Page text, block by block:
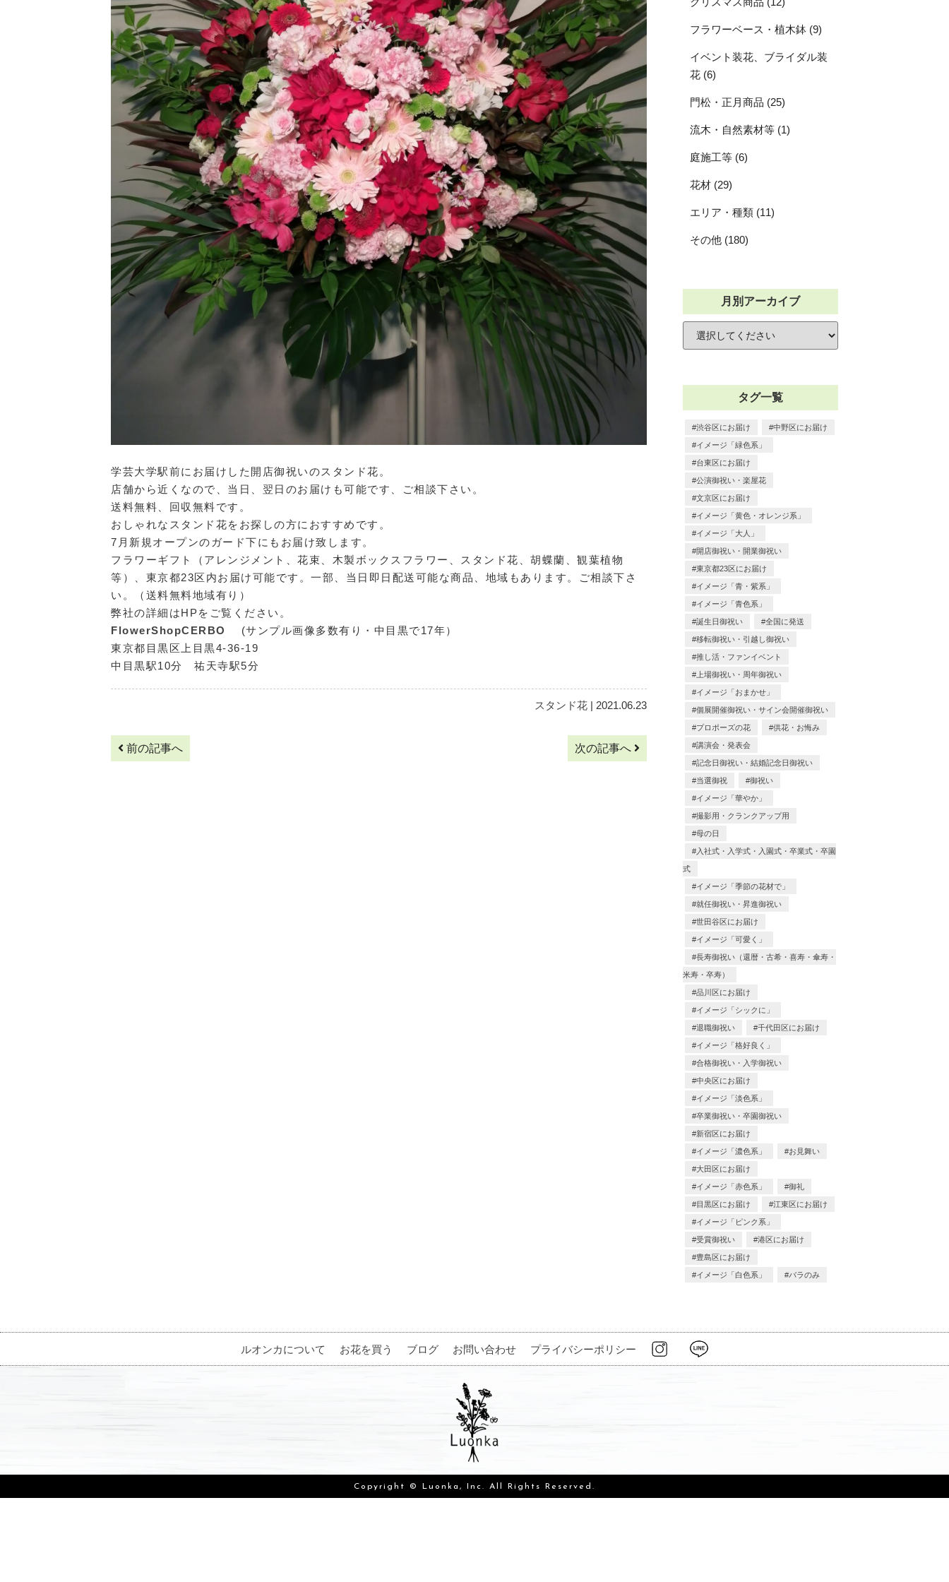
学芸大学駅前にお届けした開店御祝いのスタンド花。
店舗から近くなので、当日、翌日のお届けも可能です、ご相談下さい。
送料無料、回収無料です。
おしゃれなスタンド花をお探しの方におすすめです。
7月新規オープンのガード下にもお届け致します。
フラワーギフト（アレンジメント、花束、木製ボックスフラワー、スタンド花、胡蝶蘭、観葉植物
等）、東京都23区内お届け可能です。一部、当日即日配送可能な商品、地域もあります。ご相談下さ
い。（送料無料地域有り）
弊社の詳細はHPをご覧ください。
FlowerShopCERBO
(サンプル画像多数有り・中目黒で17年）
東京都目黒区上目黒4-36-19
中目黒駅10分 祐天寺駅5分
スタンド花| 2021.06.23
前の記事へ 次の記事へ
フラワーベース・植木鉢 (9)
イベント装花、ブライダル装
花 (6)
門松・正月商品 (25)
流木・自然素材等 (1)
庭施工等 (6)
花材 (29)
エリア・種類 (11)
その他 (180)
月別アーカイブ
タグ一覧
渋谷区にお届け 中野区にお届け
イメージ「緑色系」
台東区にお届け
公演御祝い・楽屋花
文京区にお届け
イメージ「黄色・オレンジ系」
イメージ「大人」
開店御祝い・開業御祝い
東京都23区にお届け
イメージ「青・紫系」
イメージ「青色系」
誕生日御祝い 全国に発送
移転御祝い・引越し御祝い
推し活・ファンイベント
上場御祝い・周年御祝い
イメージ「おまかせ」
個展開催御祝い・サイン会開催御祝い
プロポーズの花 供花・お悔み
講演会・発表会
記念日御祝い・結婚記念日御祝い
当選御祝 御祝い
イメージ「華やか」
撮影用・クランクアップ用
母の日
入社式・入学式・入園式・卒業式・卒園
式
イメージ「季節の花材で」
就任御祝い・昇進御祝い
世田谷区にお届け
イメージ「可愛く」
長寿御祝い（還暦・古希・喜寿・傘寿・
米寿・卒寿）
品川区にお届け
イメージ「シックに」
退職御祝い 千代田区にお届け
イメージ「格好良く」
合格御祝い・入学御祝い
中央区にお届け
イメージ「淡色系」
卒業御祝い・卒園御祝い
新宿区にお届け
イメージ「濃色系」 お見舞い
大田区にお届け
イメージ「赤色系」 御礼
目黒区にお届け 江東区にお届け
イメージ「ピンク系」
受賞御祝い 港区にお届け
豊島区にお届け
イメージ「白色系」 バラのみ
ルオンカについて お花を買う ブログ お問い合わせ プライバシーポリシー
Copyright © Luonka, Inc. All Rights Reserved.